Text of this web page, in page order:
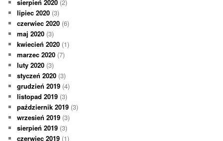
sierpień 2020 (2)
lipiec 2020 (3)
czerwiec 2020 (6)
maj 2020 (3)
kwiecień 2020 (1)
marzec 2020 (7)
luty 2020 (3)
styczeń 2020 (3)
grudzień 2019 (4)
listopad 2019 (3)
październik 2019 (3)
wrzesień 2019 (3)
sierpień 2019 (3)
czerwiec 2019 (1)